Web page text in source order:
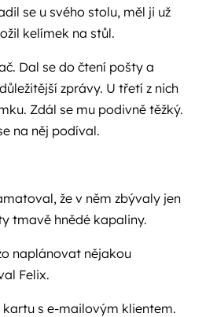
se u svého stolu, měl ji už
kelímek na stůl.
Dal se do čtení pošty a
zprávy. U třetí z nich
Zdál se mu podivně těžký.
na něj podíval.
že v něm zbývaly jen
tmavě hnědé kapaliny.
naplánovat nějakou
Felix.
kartu s e-mailovým klientem.